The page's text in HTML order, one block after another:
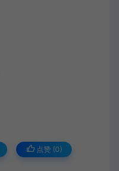
点赞 (0)